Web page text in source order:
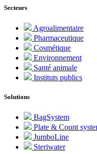
Secteurs
Agroalimentaire
Pharmaceutique
Cosmétique
Environnement
Santé animale
Instituts publics
Solutions
BagSystem
Plate & Count
JumboLine
Steriwater